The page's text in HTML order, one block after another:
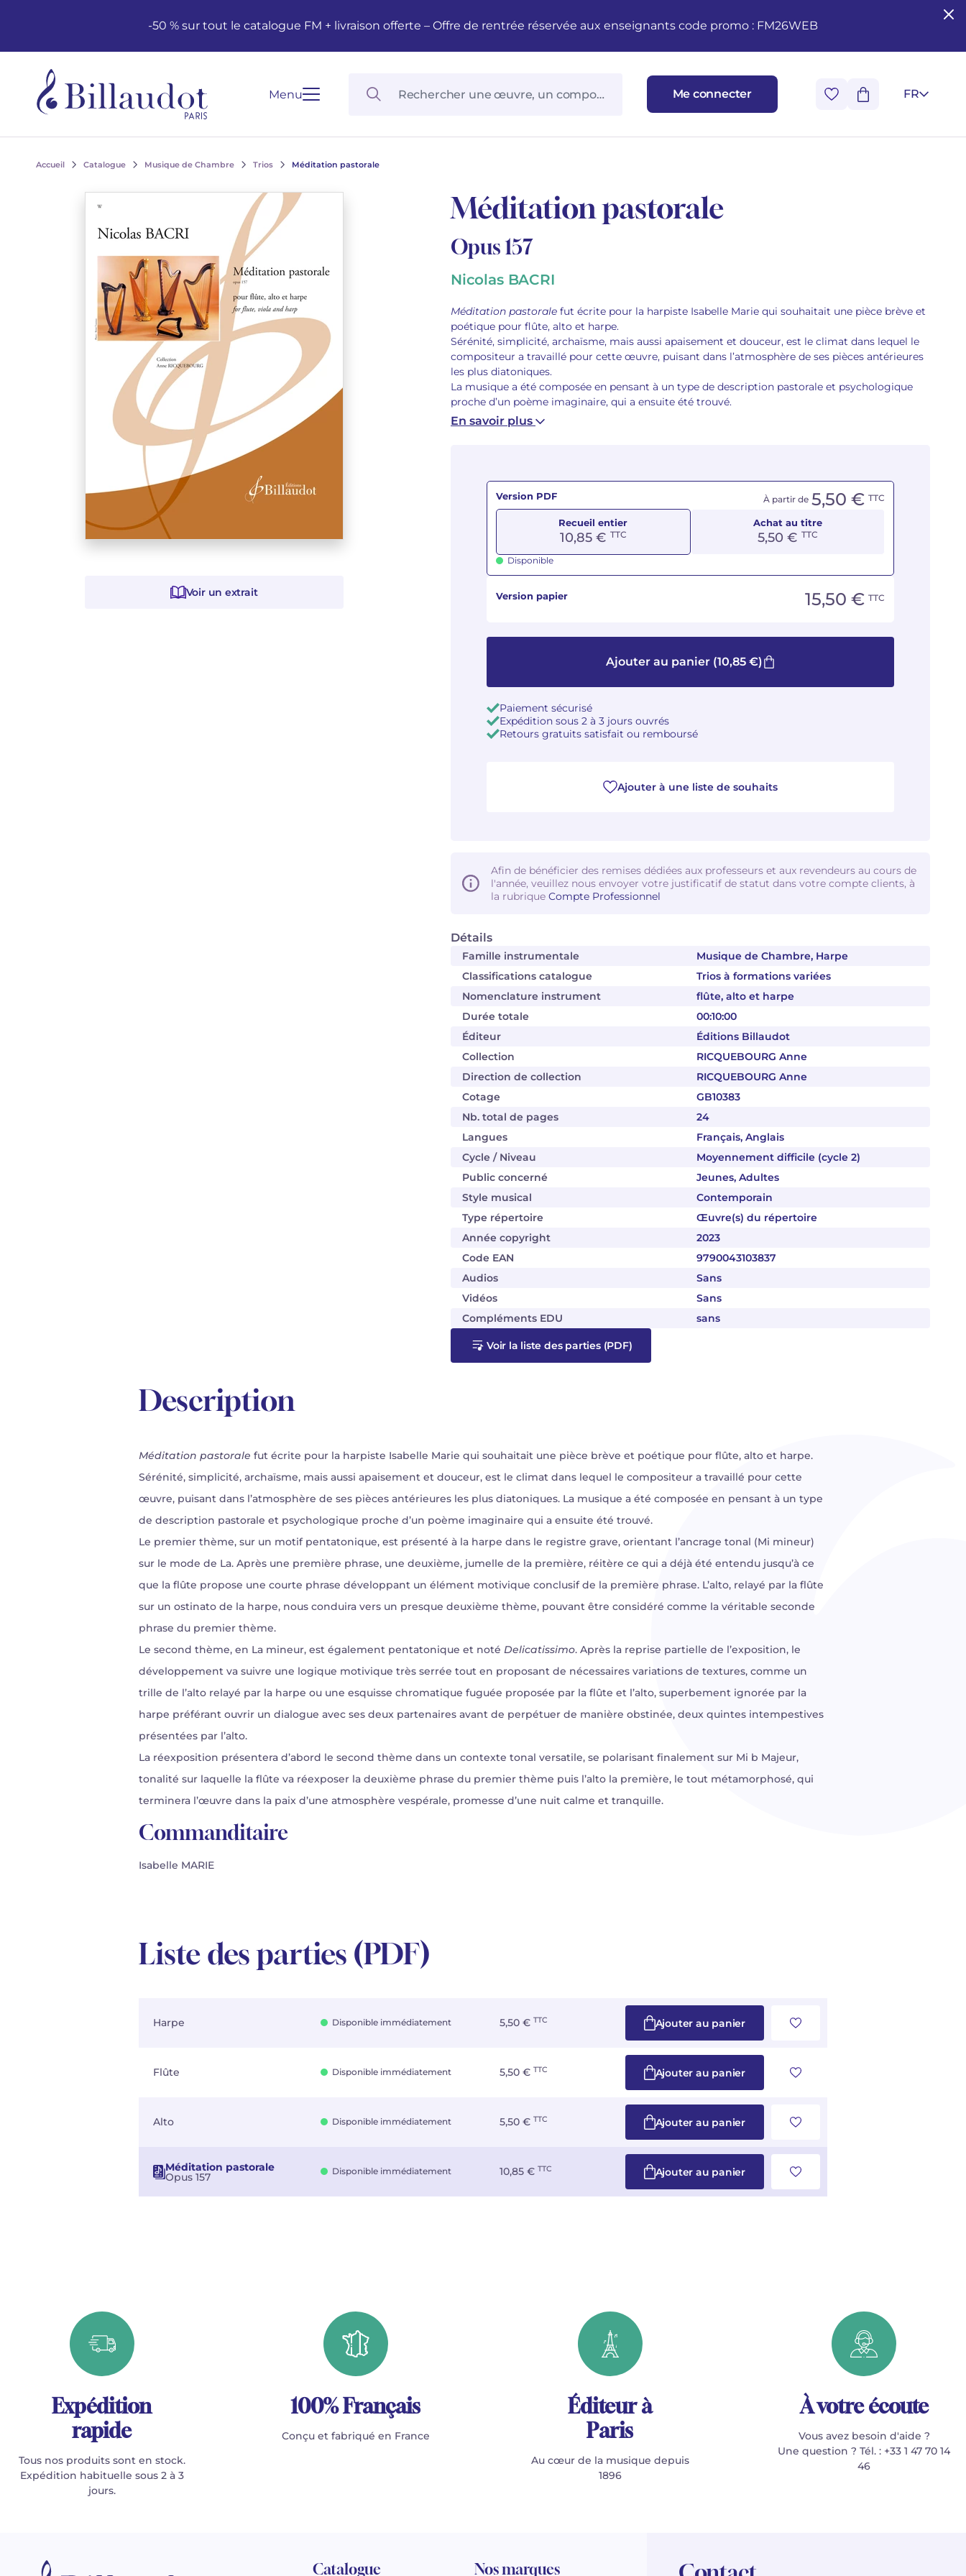
-50 % sur tout le catalogue FM + livraison offerte – Offre de rentrée réservée aux enseignants code promo : FM26WEB
Menu Me connecter FR
Accueil Catalogue Musique de Chambre Trios Méditation pastorale
Méditation pastorale
Opus 157
Nicolas BACRI
Méditation pastorale fut écrite pour la harpiste Isabelle Marie qui souhaitait une pièce brève et
poétique pour flûte, alto et harpe.
Sérénité, simplicité, archaïsme, mais aussi apaisement et douceur, est le climat dans lequel le
compositeur a travaillé pour cette œuvre, puisant dans l’atmosphère de ses pièces antérieures
les plus diatoniques.
La musique a été composée en pensant à un type de description pastorale et psychologique
proche d’un poème imaginaire, qui a ensuite été trouvé.
En savoir plus
Détails
Famille instrumentale
Musique de Chambre, Harpe
Classifications catalogue
Trios à formations variées
Nomenclature instrument
flûte, alto et harpe
Durée totale
00:10:00
Éditeur
Éditions Billaudot
Collection
RICQUEBOURG Anne
Direction de collection
RICQUEBOURG Anne
Cotage
GB10383
Nb. total de pages
24
Langues
Français, Anglais
Cycle / Niveau
Moyennement difficile (cycle 2)
Public concerné
Jeunes, Adultes
Style musical
Contemporain
Type répertoire
Œuvre(s) du répertoire
Année copyright
2023
Code EAN
9790043103837
Audios
Sans
Vidéos
Sans
Compléments EDU
sans
Voir la liste des parties (PDF)
Version PDF À partir de 5,50 € TTC
Recueil entier
10,85 € TTC
Achat au titre
5,50 € TTC
Disponible
Version papier 15,50 € TTC
Ajouter au panier(10,85 €)
Paiement sécurisé
Expédition sous 2 à 3 jours ouvrés
Retours gratuits satisfait ou remboursé
Ajouter à une liste de souhaits
Afin de bénéficier des remises dédiées aux professeurs et aux revendeurs au cours de
l'année, veuillez nous envoyer votre justificatif de statut dans votre compte clients, à
la rubrique Compte Professionnel
Voir un extrait
Description
Méditation pastorale fut écrite pour la harpiste Isabelle Marie qui souhaitait une pièce brève et poétique pour flûte, alto et harpe.
Sérénité, simplicité, archaïsme, mais aussi apaisement et douceur, est le climat dans lequel le compositeur a travaillé pour cette
œuvre, puisant dans l’atmosphère de ses pièces antérieures les plus diatoniques. La musique a été composée en pensant à un type
de description pastorale et psychologique proche d’un poème imaginaire qui a ensuite été trouvé.
Le premier thème, sur un motif pentatonique, est présenté à la harpe dans le registre grave, orientant l’ancrage tonal (Mi mineur)
sur le mode de La. Après une première phrase, une deuxième, jumelle de la première, réitère ce qui a déjà été entendu jusqu’à ce
que la flûte propose une courte phrase développant un élément motivique conclusif de la première phrase. L’alto, relayé par la flûte
sur un ostinato de la harpe, nous conduira vers un presque deuxième thème, pouvant être considéré comme la véritable seconde
phrase du premier thème.
Le second thème, en La mineur, est également pentatonique et noté Delicatissimo. Après la reprise partielle de l’exposition, le
développement va suivre une logique motivique très serrée tout en proposant de nécessaires variations de textures, comme un
trille de l’alto relayé par la harpe ou une esquisse chromatique fuguée proposée par la flûte et l’alto, superbement ignorée par la
harpe préférant ouvrir un dialogue avec ses deux partenaires avant de perpétuer de manière obstinée, deux quintes intempestives
présentées par l’alto.
La réexposition présentera d’abord le second thème dans un contexte tonal versatile, se polarisant finalement sur Mi b Majeur,
tonalité sur laquelle la flûte va réexposer la deuxième phrase du premier thème puis l’alto la première, le tout métamorphosé, qui
terminera l’œuvre dans la paix d’une atmosphère vespérale, promesse d’une nuit calme et tranquille.
Commanditaire
Isabelle MARIE
Liste des parties (PDF)
Harpe Disponible immédiatement 5,50 € TTC Ajouter au panier
Flûte Disponible immédiatement 5,50 € TTC Ajouter au panier
Alto Disponible immédiatement 5,50 € TTC Ajouter au panier
Méditation pastorale
Opus 157 Disponible immédiatement 10,85 € TTC Ajouter au panier
Expédition
rapide
Tous nos produits sont en stock.
Expédition habituelle sous 2 à 3
jours.
100% Français
Conçu et fabriqué en France
Éditeur à
Paris
Au cœur de la musique depuis
1896
À votre écoute
Vous avez besoin d'aide ?
Une question ? Tél. : +33 1 47 70 14
46
Catalogue Nos marques